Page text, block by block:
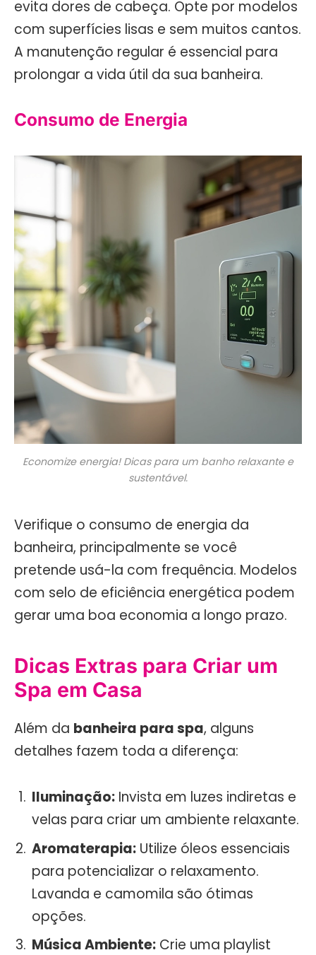
evita dores de cabeça. Opte por modelos
com superfícies lisas e sem muitos cantos.
A manutenção regular é essencial para
prolongar a vida útil da sua banheira.
Consumo de Energia
Economize energia! Dicas para um banho relaxante e
sustentável.
Verifique o consumo de energia da
banheira, principalmente se você
pretende usá-la com frequência. Modelos
com selo de eficiência energética podem
gerar uma boa economia a longo prazo.
Dicas Extras para Criar um
Spa em Casa
Além da banheira para spa, alguns
detalhes fazem toda a diferença:
Iluminação: Invista em luzes indiretas e
velas para criar um ambiente relaxante.
Aromaterapia: Utilize óleos essenciais
para potencializar o relaxamento.
Lavanda e camomila são ótimas
opções.
Música Ambiente: Crie uma playlist